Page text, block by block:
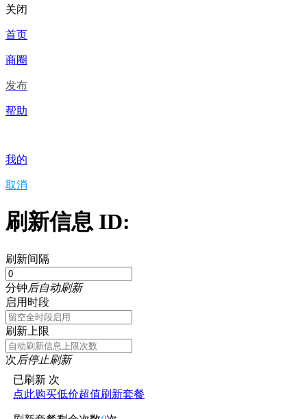
关闭
首页
商圈
发布
帮助
我的
取消
刷新信息 ID:
刷新间隔
分钟后自动刷新
启用时段
刷新上限
次后停止刷新
已刷新 次
点此购买低价超值刷新套餐